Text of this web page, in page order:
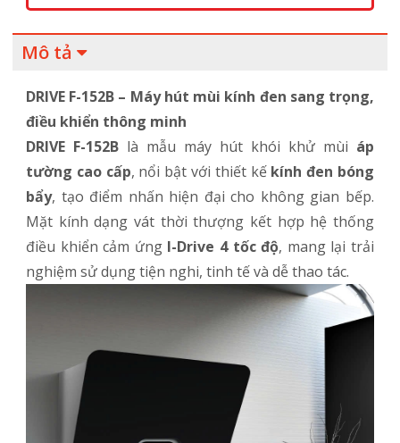
Mô tả
DRIVE F-152B – Máy hút mùi kính đen sang trọng,
điều khiển thông minh
DRIVE F-152Blà mẫu máy hút khói khử mùi áp
tường cao cấp, nổi bật với thiết kế kính đen bóng
bẩy, tạo điểm nhấn hiện đại cho không gian bếp.
Mặt kính dạng vát thời thượng kết hợp hệ thống
điều khiển cảm ứng I-Drive 4 tốc độ, mang lại trải
nghiệm sử dụng tiện nghi, tinh tế và dễ thao tác.